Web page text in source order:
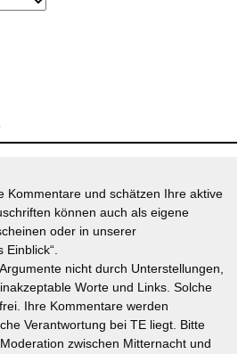
Kommentare und schätzen Ihre aktive
können auch als eigene
oder in unserer
Einblick“.
nicht durch Unterstellungen,
Worte und Links. Solche
Ihre Kommentare werden
Verantwortung bei TE liegt. Bitte
zwischen Mitternacht und